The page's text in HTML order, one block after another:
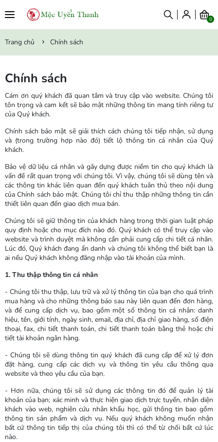
0
Trang chủ Chính sách
Chính sách
Cám ơn quý khách đã quan tâm và truy cập vào website. Chúng tôi
tôn trọng và cam kết sẽ bảo mật những thông tin mang tính riêng tư
của Quý khách.
Chính sách bảo mật sẽ giải thích cách chúng tôi tiếp nhận, sử dụng
và (trong trường hợp nào đó) tiết lộ thông tin cá nhân của Quý
khách.
Bảo vệ dữ liệu cá nhân và gây dựng được niềm tin cho quý khách là
vấn đề rất quan trọng với chúng tôi. Vì vậy, chúng tôi sẽ dùng tên và
các thông tin khác liên quan đến quý khách tuân thủ theo nội dung
của Chính sách bảo mật. Chúng tôi chỉ thu thập những thông tin cần
thiết liên quan đến giao dịch mua bán.
Chúng tôi sẽ giữ thông tin của khách hàng trong thời gian luật pháp
quy định hoặc cho mục đích nào đó. Quý khách có thể truy cập vào
website và trình duyệt mà không cần phải cung cấp chi tiết cá nhân.
Lúc đó, Quý khách đang ẩn danh và chúng tôi không thể biết bạn là
ai nếu Quý khách không đăng nhập vào tài khoản của mình.
1. Thu thập thông tin cá nhân
- Chúng tôi thu thập, lưu trữ và xử lý thông tin của bạn cho quá trình
mua hàng và cho những thông báo sau này liên quan đến đơn hàng,
và để cung cấp dịch vụ, bao gồm một số thông tin cá nhân: danh
hiệu, tên, giới tính, ngày sinh, email, địa chỉ, địa chỉ giao hàng, số điện
thoại, fax, chi tiết thanh toán, chi tiết thanh toán bằng thẻ hoặc chi
tiết tài khoản ngân hàng.
- Chúng tôi sẽ dùng thông tin quý khách đã cung cấp để xử lý đơn
đặt hàng, cung cấp các dịch vụ và thông tin yêu cầu thông qua
website và theo yêu cầu của bạn.
- Hơn nữa, chúng tôi sẽ sử dụng các thông tin đó để quản lý tài
khoản của bạn; xác minh và thực hiện giao dịch trực tuyến, nhận diện
khách vào web, nghiên cứu nhân khẩu học, gửi thông tin bao gồm
thông tin sản phẩm và dịch vụ. Nếu quý khách không muốn nhận
bất cứ thông tin tiếp thị của chúng tôi thì có thể từ chối bất cứ lúc
nào.